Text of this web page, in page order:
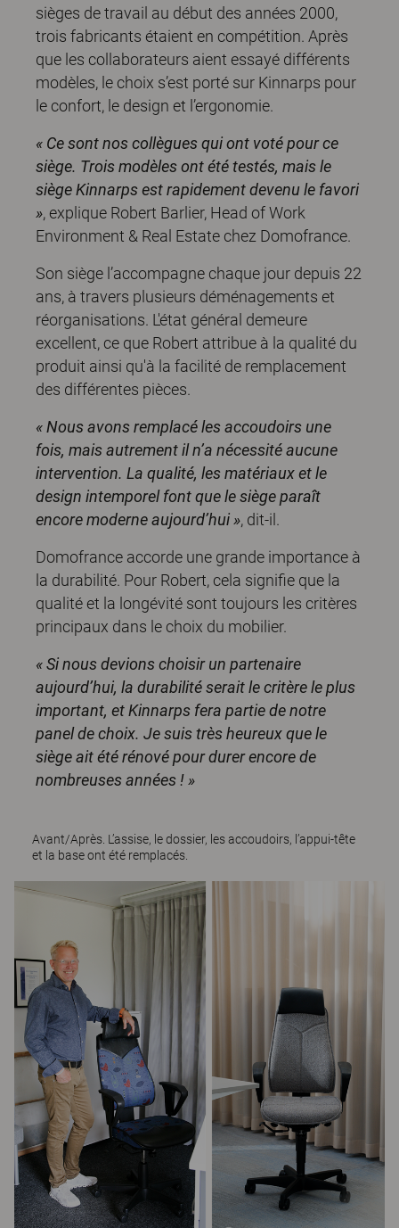
sièges de travail au début des années 2000,
trois fabricants étaient en compétition. Après
que les collaborateurs aient essayé différents
modèles, le choix s’est porté sur Kinnarps pour
le confort, le design et l’ergonomie.
« Ce sont nos collègues qui ont voté pour ce
siège. Trois modèles ont été testés, mais le
siège Kinnarps est rapidement devenu le favori
», explique Robert Barlier, Head of Work
Environment & Real Estate chez Domofrance.
Son siège l’accompagne chaque jour depuis 22
ans, à travers plusieurs déménagements et
réorganisations. L'état général demeure
excellent, ce que Robert attribue à la qualité du
produit ainsi qu'à la facilité de remplacement
des différentes pièces.
«Nous avons remplacé les accoudoirs une
fois, mais autrement il n’a nécessité aucune
intervention. La qualité, les matériaux et le
design intemporel font que le siège paraît
encore moderne aujourd’hui», dit-il.
Domofrance accorde une grande importance à
la durabilité. Pour Robert, cela signifie que la
qualité et la longévité sont toujours les critères
principaux dans le choix du mobilier.
« Si nous devions choisir un partenaire
aujourd’hui, la durabilité serait le critère le plus
important, et Kinnarps fera partie de notre
panel de choix. Je suis très heureux que le
siège ait été rénové pour durer encore de
nombreuses années !»
Avant/Après. L’assise, le dossier, les accoudoirs, l’appui-tête
et la base ont été remplacés.